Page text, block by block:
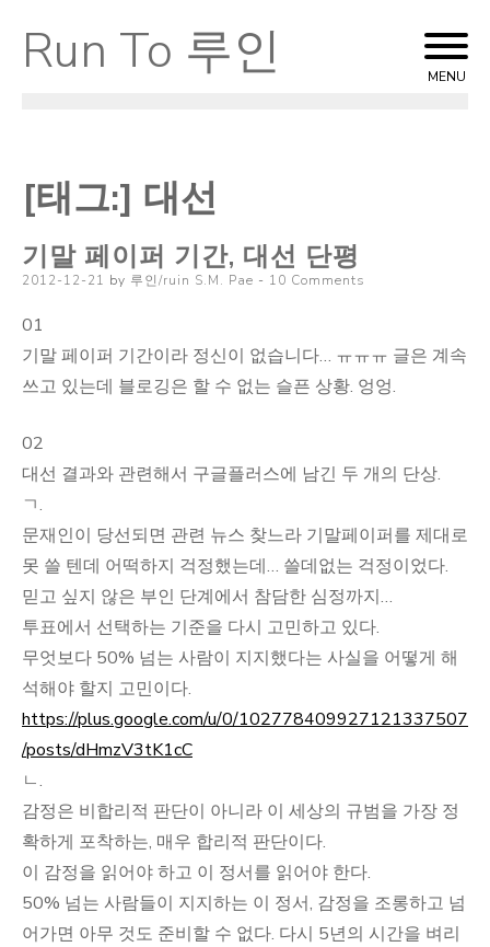
Skip
to
Run To 루인 MENU
[태그:] 대선
기말 페이퍼 기간, 대선 단평
Posted
2012-12-21 by 루인/ruin S.M. Pae 10 Comments
01
기말 페이퍼 기간이라 정신이 없습니다… ㅠㅠㅠ 글은 계속
쓰고 있는데 블로깅은 할 수 없는 슬픈 상황. 엉엉.
02
대선 결과와 관련해서 구글플러스에 남긴 두 개의 단상.
ㄱ.
문재인이 당선되면 관련 뉴스 찾느라 기말페이퍼를 제대로
못 쓸 텐데 어떡하지 걱정했는데… 쓸데없는 걱정이었다.
믿고 싶지 않은 부인 단계에서 참담한 심정까지…
투표에서 선택하는 기준을 다시 고민하고 있다.
무엇보다 50% 넘는 사람이 지지했다는 사실을 어떻게 해
석해야 할지 고민이다.
https://plus.google.com/u/0/102778409927121337507
/posts/dHmzV3tK1cC
ㄴ.
감정은 비합리적 판단이 아니라 이 세상의 규범을 가장 정
확하게 포착하는, 매우 합리적 판단이다.
이 감정을 읽어야 하고 이 정서를 읽어야 한다.
50% 넘는 사람들이 지지하는 이 정서, 감정을 조롱하고 넘
어가면 아무 것도 준비할 수 없다. 다시 5년의 시간을 벼리